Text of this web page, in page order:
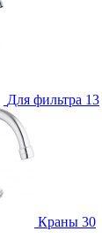
Для фильтра 13
Краны 30